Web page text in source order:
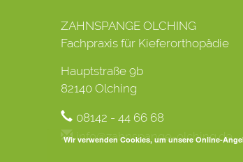
ZAHNSPANGE OLCHING
Fachpraxis für Kieferorthopädie
Hauptstraße 9b
82140 Olching
08142 - 44 66 68
info@zahnspange-olching.de
Wir verwenden Cookies, um unsere Online-